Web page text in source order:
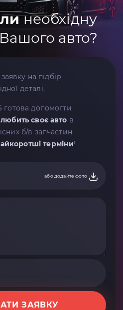
необхідну
авто?
на підбір
деталі.
готова допомогти
своє авто в
б/в запчастин
терміни!
або додайте фото
ЗАЯВКУ